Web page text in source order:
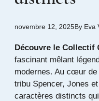
novembre 12, 2025By Eva
Découvre le Collectif
fascinant mêlant
modernes. Au cœur
tribu Spencer, Jones
caractères distincts